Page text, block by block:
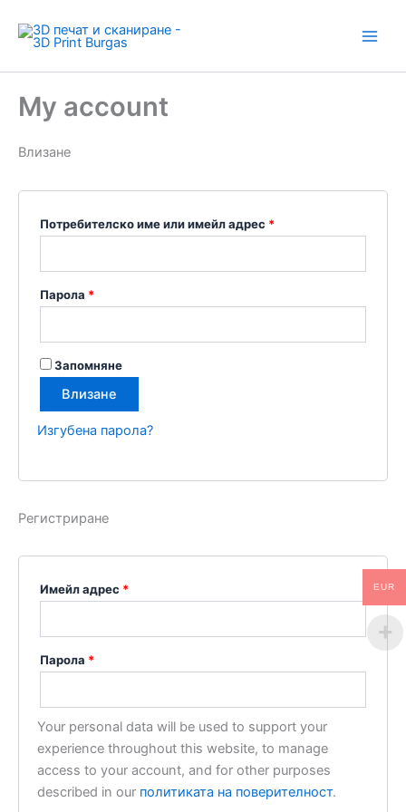
content
My account
Влизане
Потребителско име или имейл адрес *
Парола *
Запомняне
Влизане
Изгубена парола?
Регистриране
Имейл адрес *
Парола *
Your personal data will be used to support your
experience throughout this website, to manage
access to your account, and for other purposes
described in our политиката на поверителност.
EUR